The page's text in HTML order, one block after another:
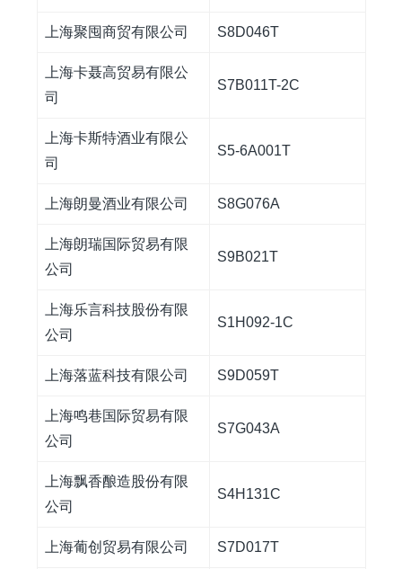
上海聚囤商贸有限公司 S8D046T
上海卡聂高贸易有限公
司
S7B011T-2C
上海卡斯特酒业有限公
司
S5-6A001T
上海朗曼酒业有限公司 S8G076A
上海朗瑞国际贸易有限
公司
S9B021T
上海乐言科技股份有限
公司
S1H092-1C
上海落蓝科技有限公司 S9D059T
上海鸣巷国际贸易有限
公司
S7G043A
上海飘香酿造股份有限
公司
S4H131C
上海葡创贸易有限公司 S7D017T